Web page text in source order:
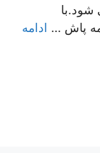
پاش … ادامه